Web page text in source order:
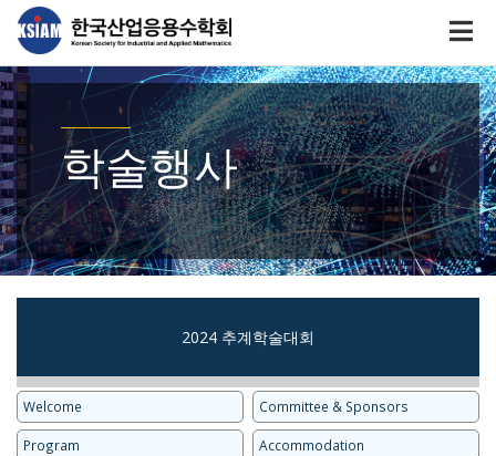
학술행사
2024 추계학술대회
Welcome Committee & Sponsors
Program Accommodation